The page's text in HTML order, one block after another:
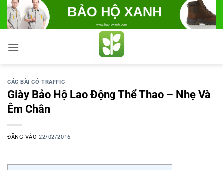
Bỏ
qua
nội
dung
CÁC BÀI CÓ TRAFFIC
Giày Bảo Hộ Lao Động Thể Thao – Nhẹ Và
Êm Chân
ĐĂNG VÀO22/02/2016